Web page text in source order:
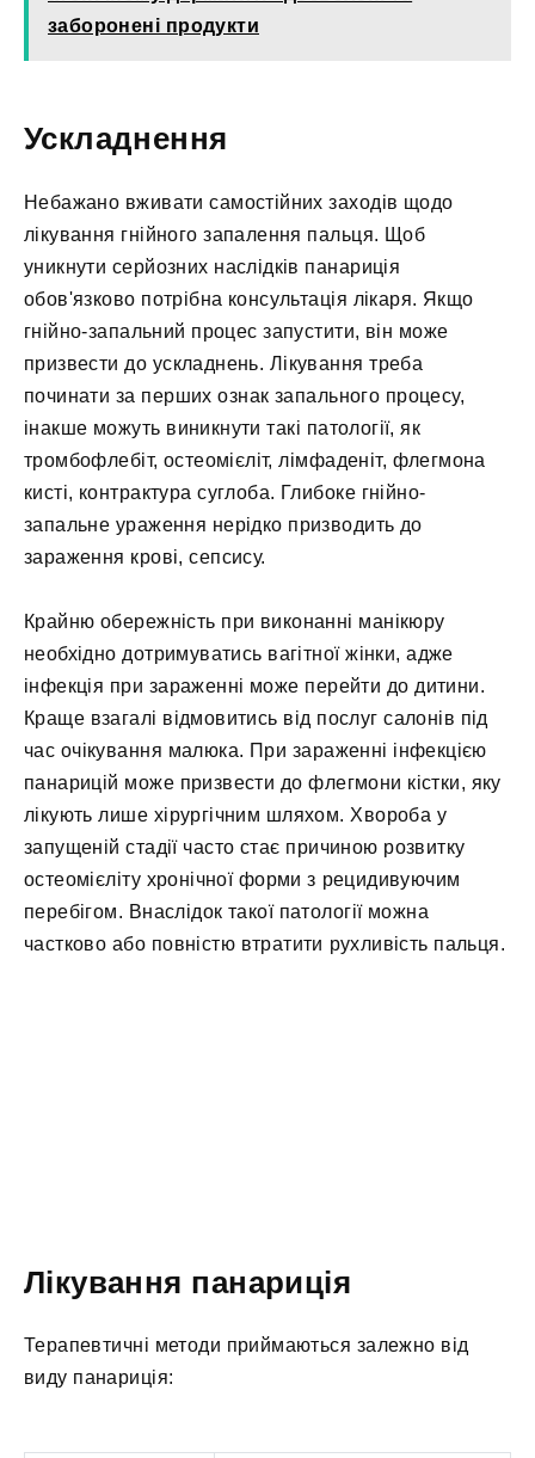
заборонені продукти
Ускладнення
Небажано вживати самостійних заходів щодо
лікування гнійного запалення пальця. Щоб
уникнути серйозних наслідків панариція
обов'язково потрібна консультація лікаря. Якщо
гнійно-запальний процес запустити, він може
призвести до ускладнень. Лікування треба
починати за перших ознак запального процесу,
інакше можуть виникнути такі патології, як
тромбофлебіт, остеомієліт, лімфаденіт, флегмона
кисті, контрактура суглоба. Глибоке гнійно-
запальне ураження нерідко призводить до
зараження крові, сепсису.
Крайню обережність при виконанні манікюру
необхідно дотримуватись вагітної жінки, адже
інфекція при зараженні може перейти до дитини.
Краще взагалі відмовитись від послуг салонів під
час очікування малюка. При зараженні інфекцією
панарицій може призвести до флегмони кістки, яку
лікують лише хірургічним шляхом. Хвороба у
запущеній стадії часто стає причиною розвитку
остеомієліту хронічної форми з рецидивуючим
перебігом. Внаслідок такої патології можна
частково або повністю втратити рухливість пальця.
Лікування панариція
Терапевтичні методи приймаються залежно від
виду панариція: